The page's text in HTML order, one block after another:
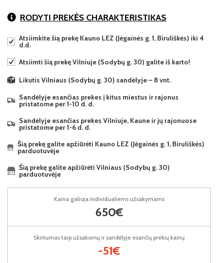
RODYTI PREKĖS CHARAKTERISTIKAS
Atsiimkite šią prekę Kauno LEZ (Jėgainės g. 1, Biruliškės) iki 4
d.d.
Atsiimti šią prekę Vilniuje (Sodybų g. 30) galite iš karto!
Likutis Vilniaus (Sodybų g. 30) sandėlyje – 8 vnt.
Sandėlyje esančias prekes į kitus miestus ir rajonus
pristatome per 1-10 d. d.
Sandėlyje esančias prekes Vilniuje, Kaune ir jų rajonuose
pristatome per 1-6 d. d.
Šią prekę galite apžiūrėti Kauno LEZ (Jėgainės g. 1, Biruliškės)
parduotuvėje
Šią prekę galite apžiūrėti Vilniaus (Sodybų g. 30)
parduotuvėje
Kaina galioja individualiems užsakymams
650€
Skirtumas tarp užsakomų ir sandėlyje esančių prekių kainų
-51€